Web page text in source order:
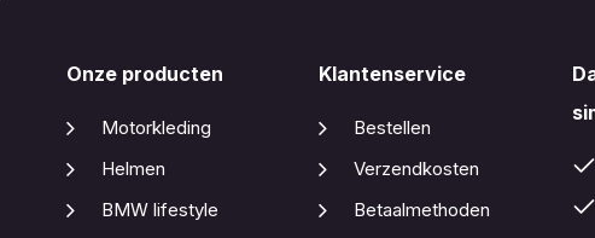
Onze producten
Motorkleding
Helmen
BMW lifestyle
Klantenservice
Bestellen
Verzendkosten
Betaalmethoden